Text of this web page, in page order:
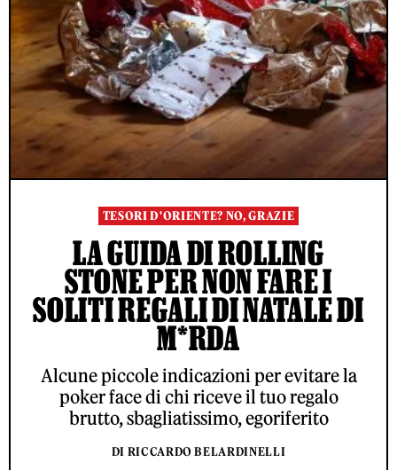
TESORI D'ORIENTE? NO, GRAZIE
LA GUIDA DI ROLLING
STONE PER NON FARE I
SOLITI REGALI DI NATALE DI
M*RDA
Alcune piccole indicazioni per evitare la
poker face di chi riceve il tuo regalo
brutto, sbagliatissimo, egoriferito
DI RICCARDO BELARDINELLI